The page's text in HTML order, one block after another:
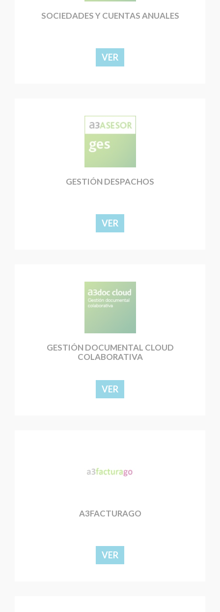
SOCIEDADES Y CUENTAS ANUALES
VER
GESTIÓN DESPACHOS
VER
GESTIÓN DOCUMENTAL CLOUD
COLABORATIVA
VER
A3FACTURAGO
VER